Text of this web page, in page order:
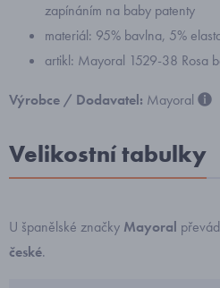
zapínáním na baby patenty
materiál: 95% bavlna, 5%
artikl: Mayoral 1529-38 Rosa
Výrobce / Dodavatel: Mayoral
Velikostní tabulky
U španělské značky Mayoral
české.